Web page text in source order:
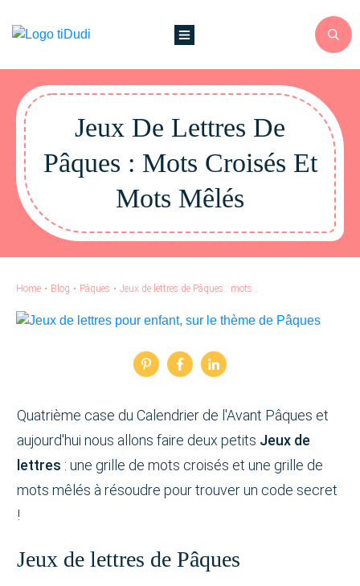
Jeux De Lettres De
Pâques : Mots Croisés Et
Mots Mêlés
Home • Blog • Pâques • Jeux de lettres de Pâques : mots croisés et mots mêlés
Quatrième case du Calendrier de l'Avant Pâques et
aujourd'hui nous allons faire deux petits Jeux de
lettres : une grille de mots croisés et une grille de
mots mêlés à résoudre pour trouver un code secret
!
Jeux de lettres de Pâques